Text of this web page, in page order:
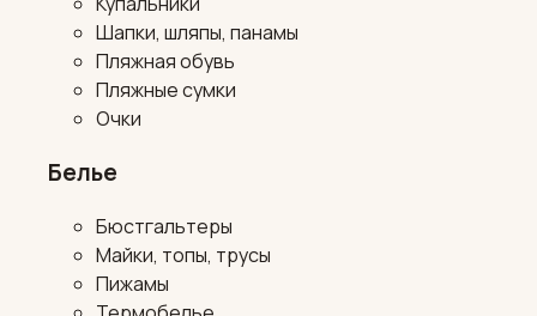
Шапки, шляпы, панамы
Пляжная обувь
Пляжные сумки
Очки
Белье
Бюстгальтеры
Майки, топы, трусы
Пижамы